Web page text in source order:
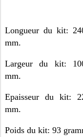
Longueur du kit:
mm.
Largeur du kit:
mm.
Epaisseur du kit:
mm.
Poids du kit: 93